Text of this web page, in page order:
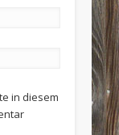
in diesem